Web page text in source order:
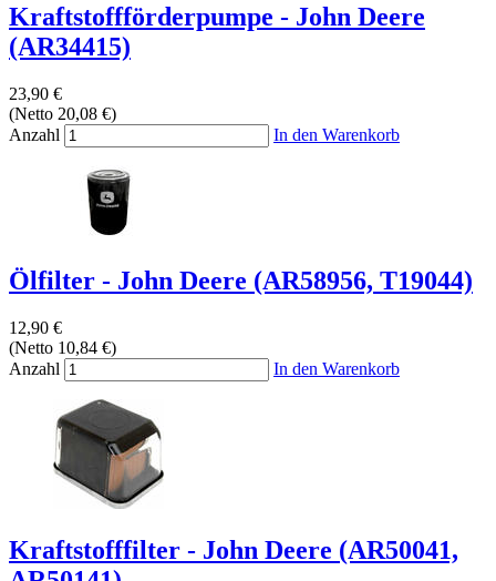
Kraftstoffförderpumpe - John Deere
(AR34415)
23,90 €
(Netto 20,08 €)
Anzahl
In den Warenkorb
Ölfilter - John Deere (AR58956, T19044)
12,90 €
(Netto 10,84 €)
Anzahl
In den Warenkorb
Kraftstofffilter - John Deere (AR50041,